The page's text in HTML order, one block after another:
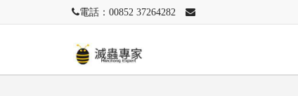
電話：00852 37264282